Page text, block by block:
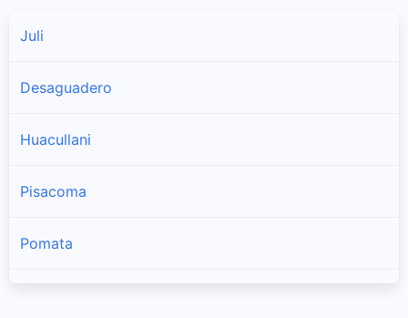
Juli
Desaguadero
Huacullani
Pisacoma
Pomata